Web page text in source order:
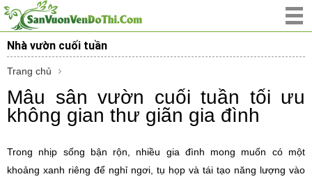
Nhà vườn cuối tuần
Trang chủ
Mẫu sân vườn cuối tuần tối ưu
không gian thư giãn gia đình
Trong nhịp sống bận rộn, nhiều gia đình mong muốn có một
khoảng xanh riêng để nghỉ ngơi, tụ họp và tái tạo năng lượng vào